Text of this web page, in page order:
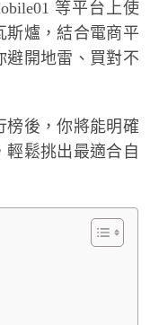
等平台上使
斯爐，結合電商平
避開地雷、買對不
榜後，你將能明確
輕鬆挑出最適合自